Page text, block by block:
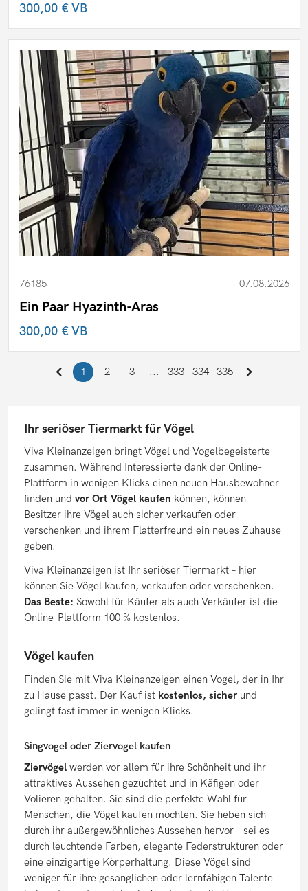
300,00 €VB
76185 07.08.2026
Ein Paar Hyazinth-Aras
300,00 €VB
1 2 3 ... 333 334 335
Ihr seriöser Tiermarkt für Vögel
Viva Kleinanzeigen bringt Vögel und Vogelbegeisterte
zusammen. Während Interessierte dank der Online-
Plattform in wenigen Klicks einen neuen Hausbewohner
finden und vor Ort Vögel kaufen können, können
Besitzer ihre Vögel auch sicher verkaufen oder
verschenken und ihrem Flatterfreund ein neues Zuhause
geben.
Viva Kleinanzeigen ist Ihr seriöser Tiermarkt – hier
können Sie Vögel kaufen, verkaufen oder verschenken.
Das Beste: Sowohl für Käufer als auch Verkäufer ist die
Online-Plattform 100 % kostenlos.
Vögel kaufen
Finden Sie mit Viva Kleinanzeigen einen Vogel, der in Ihr
zu Hause passt. Der Kauf ist kostenlos, sicherund
gelingt fast immer in wenigen Klicks.
Singvogel oder Ziervogel kaufen
Ziervögelwerden vor allem für ihre Schönheit und ihr
attraktives Aussehen gezüchtet und in Käfigen oder
Volieren gehalten. Sie sind die perfekte Wahl für
Menschen, die Vögel kaufen möchten. Sie heben sich
durch ihr außergewöhnliches Aussehen hervor – sei es
durch leuchtende Farben, elegante Federstrukturen oder
eine einzigartige Körperhaltung. Diese Vögel sind
weniger für ihre gesanglichen oder lernfähigen Talente